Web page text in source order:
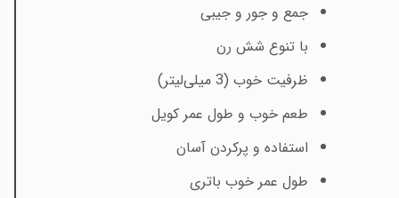
جمع و جور و جیبی
با تنوع شش رن
ظرفیت خوب (3 میلی‌لیتر)
طعم خوب و طول عمر کویل
استفاده و پرکردن آسان
طول عمر خوب باتری